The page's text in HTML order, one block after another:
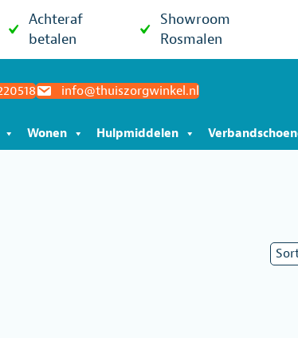
Achteraf
betalen
Showroom
Rosmalen
info@thuiszorgwinkel.nl
Wonen Hulpmiddelen